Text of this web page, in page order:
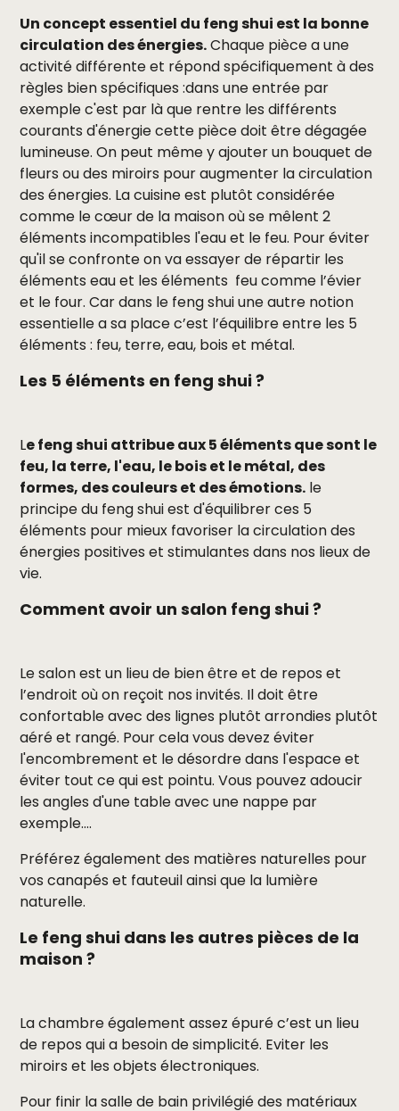
Un concept essentiel du feng shui est la bonne
circulation des énergies.Chaque pièce a une
activité différente et répond spécifiquement à des
règles bien spécifiques :dans une entrée par
exemple c'est par là que rentre les différents
courants d'énergie cette pièce doit être dégagée
lumineuse. On peut même y ajouter un bouquet de
fleurs ou des miroirs pour augmenter la circulation
des énergies. La cuisine est plutôt considérée
comme le cœur de la maison où se mêlent 2
éléments incompatibles l'eau et le feu. Pour éviter
qu'il se confronte on va essayer de répartir les
éléments eau et les éléments feu comme l’évier
et le four. Car dans le feng shui une autre notion
essentielle a sa place c’est l’équilibre entre les 5
éléments : feu, terre, eau, bois et métal.
Les 5 éléments en feng shui ?
Le feng shui attribue aux 5 éléments que sont le
feu, la terre, l'eau, le bois et le métal, des
formes, des couleurs et des émotions. le
principe du feng shui est d'équilibrer ces 5
éléments pour mieux favoriser la circulation des
énergies positives et stimulantes dans nos lieux de
vie.
Comment avoir un salon feng shui ?
Le salon est un lieu de bien être et de repos et
l’endroit où on reçoit nos invités. Il doit être
confortable avec des lignes plutôt arrondies plutôt
aéré et rangé. Pour cela vous devez éviter
l'encombrement et le désordre dans l'espace et
éviter tout ce qui est pointu. Vous pouvez adoucir
les angles d'une table avec une nappe par
exemple....
Préférez également des matières naturelles pour
vos canapés et fauteuil ainsi que la lumière
naturelle.
Le feng shui dans les autres pièces de la
maison ?
La chambre également assez épuré c’est un lieu
de repos qui a besoin de simplicité. Eviter les
miroirs et les objets électroniques.
Pour finir la salle de bain privilégié des matériaux